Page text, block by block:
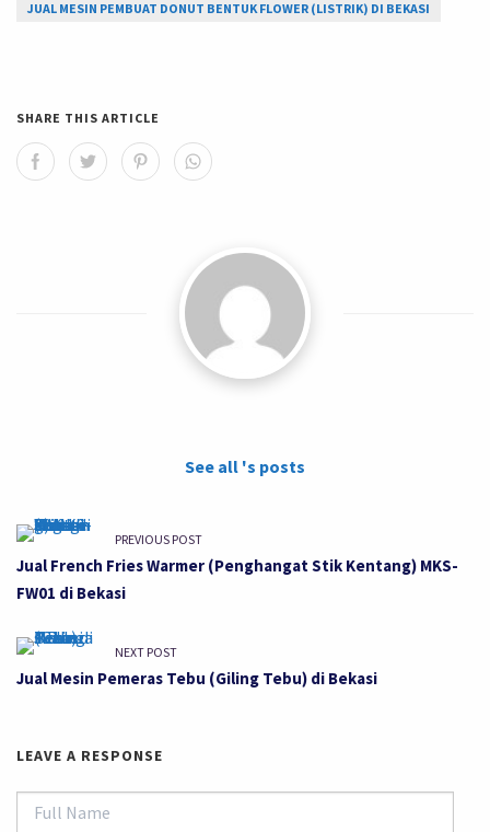
JUAL MESIN PEMBUAT DONUT BENTUK FLOWER (LISTRIK) DI BEKASI
SHARE THIS ARTICLE
See all 's posts
PREVIOUS POST
Jual French Fries Warmer (Penghangat Stik Kentang) MKS-
FW01 di Bekasi
NEXT POST
Jual Mesin Pemeras Tebu (Giling Tebu) di Bekasi
LEAVE A RESPONSE